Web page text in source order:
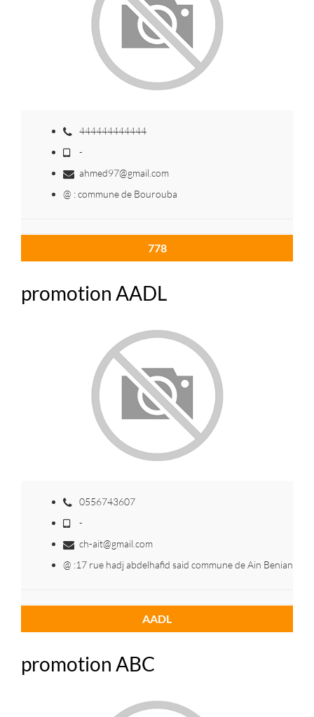
444444444444
-
ahmed97@gmail.com
@ : commune de Bourouba
778
promotion AADL
0556743607
-
ch-ait@gmail.com
@ :17 rue hadj abdelhafid said commune de Ain Benian
AADL
promotion ABC